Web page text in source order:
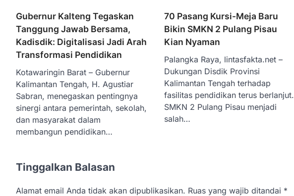
Gubernur Kalteng Tegaskan
Tanggung Jawab Bersama,
Kadisdik: Digitalisasi Jadi Arah
Transformasi Pendidikan
Kotawaringin Barat – Gubernur
Kalimantan Tengah, H. Agustiar
Sabran, menegaskan pentingnya
sinergi antara pemerintah, sekolah,
dan masyarakat dalam
membangun pendidikan…
70 Pasang Kursi-Meja Baru
Bikin SMKN 2 Pulang Pisau
Kian Nyaman
Palangka Raya, lintasfakta.net –
Dukungan Disdik Provinsi
Kalimantan Tengah terhadap
fasilitas pendidikan terus berlanjut.
SMKN 2 Pulang Pisau menjadi
salah…
Tinggalkan Balasan
Alamat email Anda tidak akan dipublikasikan. Ruas yang wajib ditandai *